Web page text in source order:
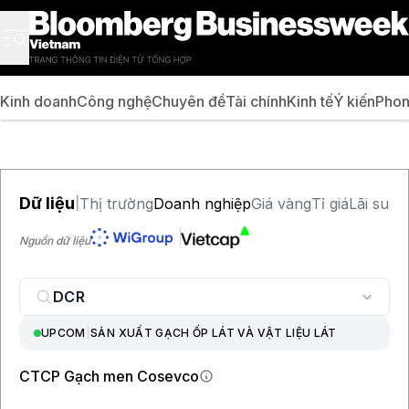
Kinh doanhCông nghệChuyên đềTài chínhKinh tếÝ kiến
Dữ liệu Thị trườngDoanh nghiệpGiá vàngTỉ giáLãi suất
Nguồn dữ liệu
UPCOM |SẢN XUẤT GẠCH ỐP LÁT VÀ VẬT LIỆU LÁT
CTCP Gạch men Cosevco